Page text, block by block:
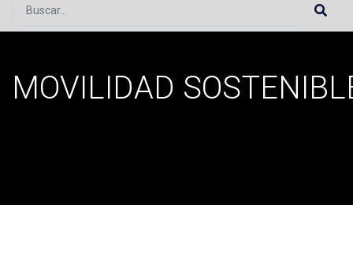
Buscar...
Portada» movilidad sostenible
MOVILIDAD